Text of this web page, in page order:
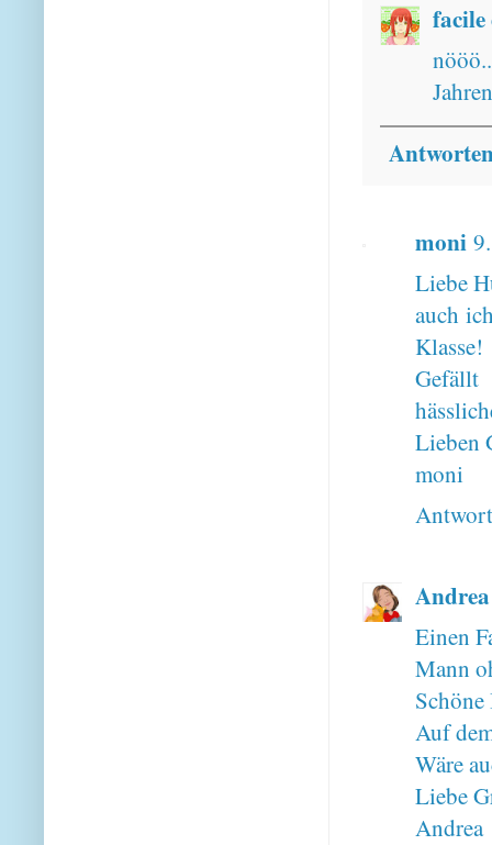
facile
moni
Liebe
auch
Klasse!
Lieben
moni
Einen
Mann
Auf
Wäre
Liebe
Andrea